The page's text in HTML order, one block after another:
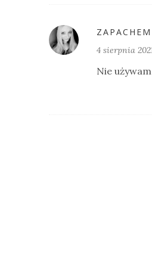
4 sierpnia
Nie